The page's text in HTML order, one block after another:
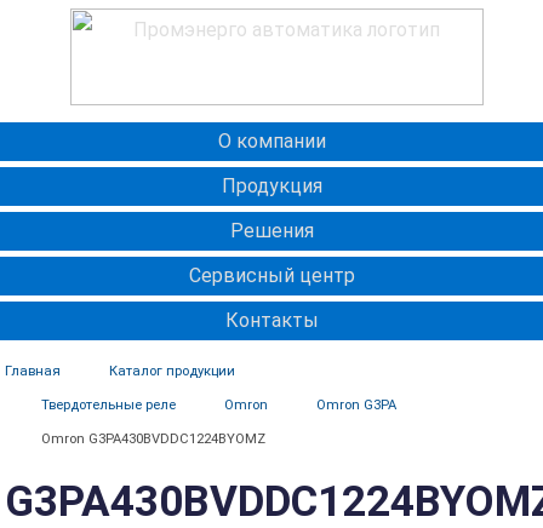
О компании
Продукция
Решения
Сервисный центр
Контакты
Главная Каталог продукции
Твердотельные реле Omron Omron G3PA
Omron G3PA430BVDDC1224BYOMZ